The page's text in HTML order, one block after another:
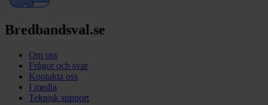
Bredbandsval.se
Om oss
Frågor och svar
Kontakta oss
I media
Teknisk support